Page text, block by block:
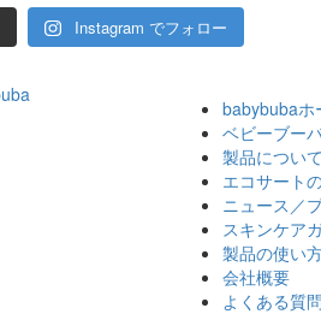
Instagram でフォロー
babybubaホ
ベビーブー
製品について
エコサート
ニュース／
スキンケア
製品の使い
会社概要
よくある質問